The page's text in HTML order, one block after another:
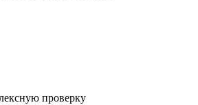
проверку